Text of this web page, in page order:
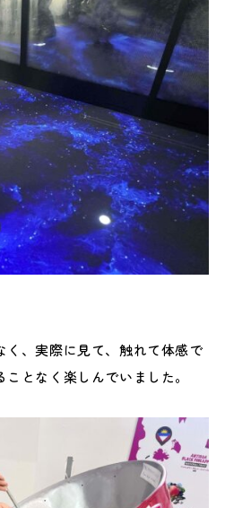
く、実際に見て、触れて体感で
となく楽しんでいました。